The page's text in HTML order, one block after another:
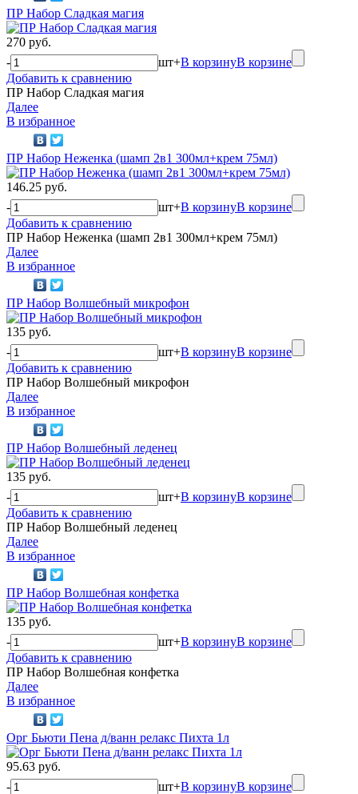
ПР Набор Сладкая магия
270 руб.
-
шт+В корзинуВ корзине
Добавить к сравнению
ПР Набор Сладкая магия
Далее
В избранное
ПР Набор Неженка (шамп 2в1 300мл+крем 75мл)
146.25 руб.
-
шт+В корзинуВ корзине
Добавить к сравнению
ПР Набор Неженка (шамп 2в1 300мл+крем 75мл)
Далее
В избранное
ПР Набор Волшебный микрофон
135 руб.
-
шт+В корзинуВ корзине
Добавить к сравнению
ПР Набор Волшебный микрофон
Далее
В избранное
ПР Набор Волшебный леденец
135 руб.
-
шт+В корзинуВ корзине
Добавить к сравнению
ПР Набор Волшебный леденец
Далее
В избранное
ПР Набор Волшебная конфетка
135 руб.
-
шт+В корзинуВ корзине
Добавить к сравнению
ПР Набор Волшебная конфетка
Далее
В избранное
Орг Бьюти Пена д/ванн релакс Пихта 1л
95.63 руб.
-
шт+В корзинуВ корзине